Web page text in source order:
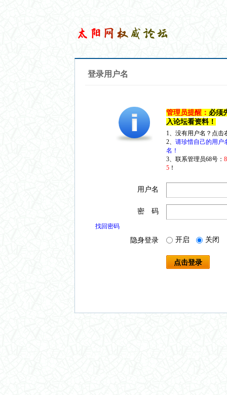
登录用户名
管理员提醒： 必须
入论坛看资料！
1、没有用户名？点
2、 请珍惜自己的用户
名！
3、联系管理员68号：
5 ！
用户名
密 码
找回密码
隐身登录 开启 关闭
点击登录